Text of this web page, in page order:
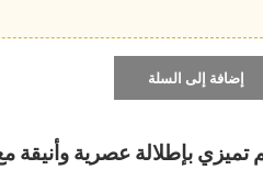
إضافة إلى السلة
تميزي بإطلالة عصرية وأنيقة